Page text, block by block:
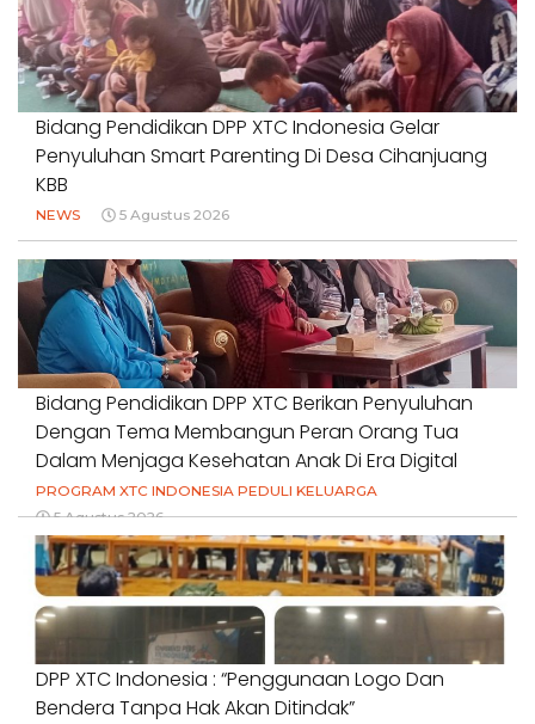
Bidang Pendidikan DPP XTC Indonesia Gelar
Penyuluhan Smart Parenting Di Desa Cihanjuang
KBB
NEWS 5 Agustus 2026
Bidang Pendidikan DPP XTC Berikan Penyuluhan
Dengan Tema Membangun Peran Orang Tua
Dalam Menjaga Kesehatan Anak Di Era Digital
PROGRAM XTC INDONESIA PEDULI KELUARGA
5 Agustus 2026
DPP XTC Indonesia : “Penggunaan Logo Dan
Bendera Tanpa Hak Akan Ditindak”